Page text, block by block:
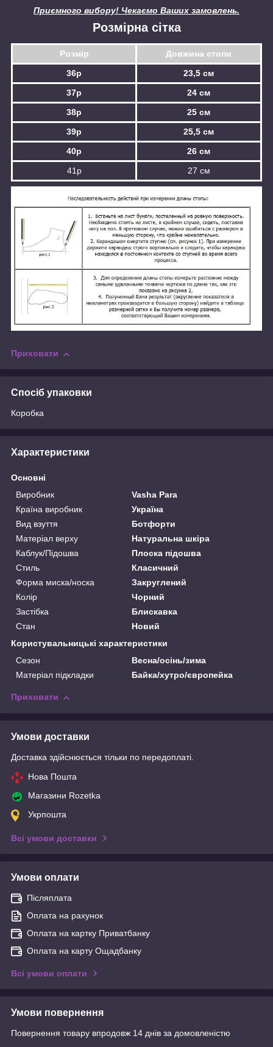
Приємного вибору! Чекаємо Ваших замовлень.
Розмір Довжина стопи
Розмірна сітка
36р
23,5 см
37р
24 см
38р
25 см
39р
25,5 см
40р
26 см
41р
27 см
Приховати
Спосіб упаковки
Коробка
Характеристики
Основні
Виробник
Vasha Para
Країна виробник
Україна
Вид взуття
Ботфорти
Матеріал верху
Натуральна шкіра
Каблук/Підошва
Плоска підошва
Стиль
Класичний
Форма миска/носка
Закруглений
Колір
Чорний
Застібка
Блискавка
Стан
Новий
Користувальницькі характеристики
Сезон
Весна/осінь/зима
Матеріал підкладки
Байка/хутро/європейка
Приховати
Умови доставки
Доставка здійснюється тільки по передоплаті.
Нова Пошта
Магазини Rozetka
Укрпошта
Всі умови доставки
Умови оплати
Післяплата
Оплата на рахунок
Оплата на картку Приватбанку
Оплата на карту Ощадбанку
Всі умови оплати
Умови повернення
Повернення товару впродовж 14 днів за домовленістю